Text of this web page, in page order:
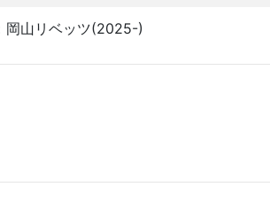
岡山リベッツ(2025-)